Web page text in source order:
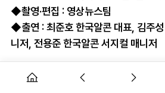
◆촬영·편집 : 영상뉴스팀
◆출연 : 최준호 한국알콘 대표, 김주
니저, 전용준 한국알콘 서지컬 매니저
한국알콘이 '알콘 인 액션 2026'을 통
름나기 지원에 나섰습니다.